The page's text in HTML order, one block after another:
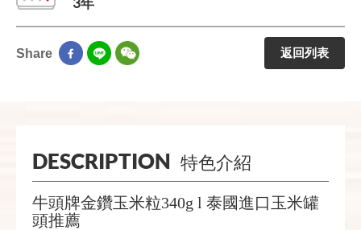
Share 返回列表
DESCRIPTION 特色介紹
牛頭牌金鑽玉米粒340g l 泰國進口玉米罐
頭推薦